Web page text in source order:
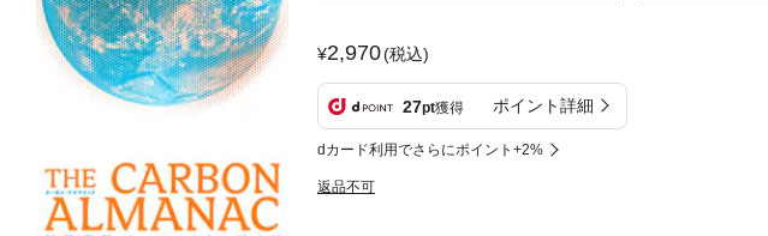
2,970(税込)
27pt獲得 ポイント詳細
dカード利用でさらにポイント+2%
返品不可